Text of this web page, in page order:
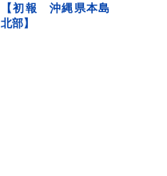
【初報 沖縄県本島
北部】